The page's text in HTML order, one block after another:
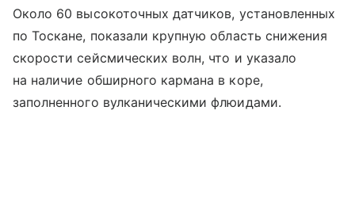
Около 60 высокоточных датчиков, установленных
по Тоскане, показали крупную область снижения
скорости сейсмических волн, что и указало
на наличие обширного кармана в коре,
заполненного вулканическими флюидами.